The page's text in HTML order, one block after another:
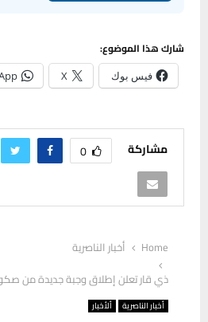
شارك هذا الموضوع:
فيس بوك X
مشاركة 0
Home
أخبار الناصرية
ذي قار تعلن إطلاق وجبة جديدة من صكوك
أخبار الناصرية ألأخبار